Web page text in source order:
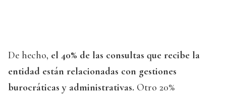
De hecho, el 40% de las consultas que recibe la
entidad están relacionadas con gestiones
burocráticas y administrativas. Otro 20%